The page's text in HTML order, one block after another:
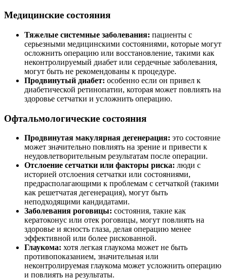
Медицинские состояния
Тяжелые системные заболевания: пациенты с
серьезными медицинскими состояниями, которые могут
осложнить операцию или восстановление, такими как
неконтролируемый диабет или сердечные заболевания,
могут быть не рекомендованы к процедуре.
Продвинутый диабет: особенно если он привел к
диабетической ретинопатии, которая может повлиять на
здоровье сетчатки и усложнить операцию.
Офтальмологические состояния
Продвинутая макулярная дегенерация: это состояние
может значительно повлиять на зрение и привести к
неудовлетворительным результатам после операции.
Отслоение сетчатки или факторы риска: люди с
историей отслоения сетчатки или состояниями,
предрасполагающими к проблемам с сетчаткой (такими
как решетчатая дегенерация), могут быть
неподходящими кандидатами.
Заболевания роговицы: состояния, такие как
кератоконус или отек роговицы, могут повлиять на
здоровье и ясность глаза, делая операцию менее
эффективной или более рискованной.
Глаукома: хотя легкая глаукома может не быть
противопоказанием, значительная или
неконтролируемая глаукома может усложнить операцию
и повлиять на результаты.